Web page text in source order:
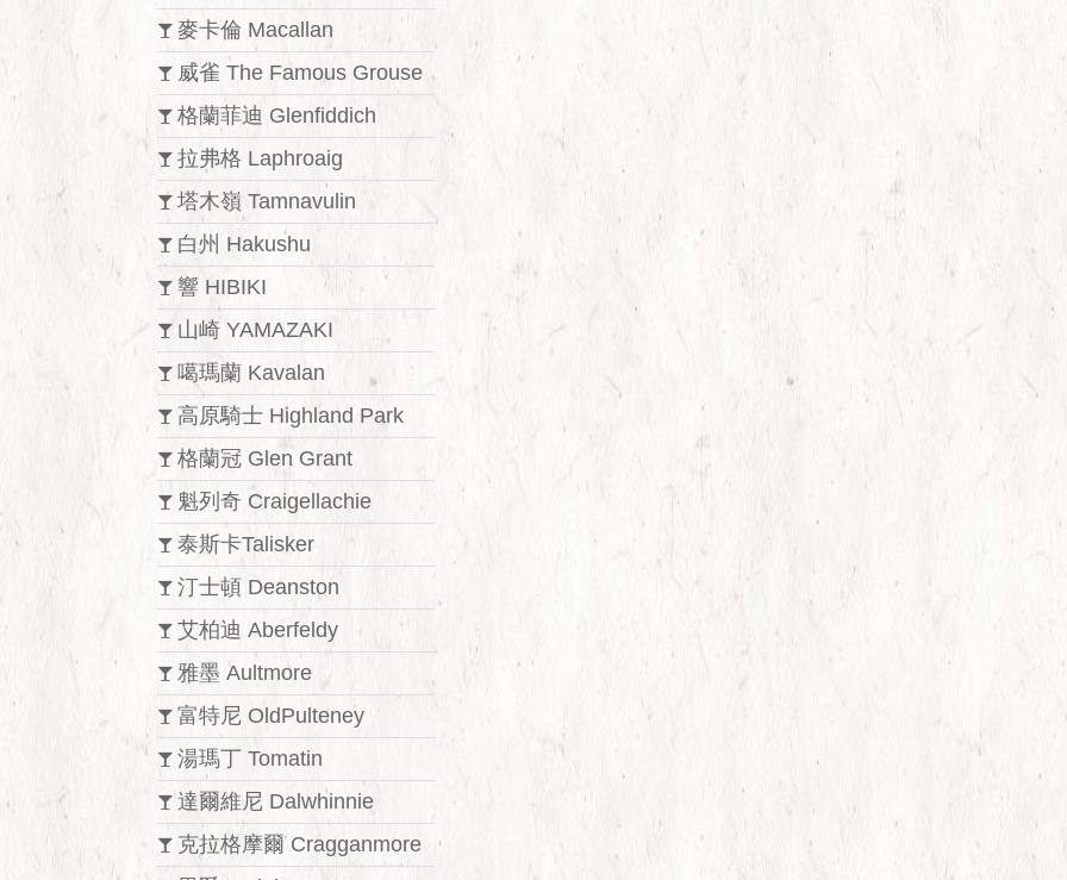
麥卡倫 Macallan
威雀 The Famous Grouse
格蘭菲迪 Glenfiddich
拉弗格 Laphroaig
塔木嶺 Tamnavulin
白州 Hakushu
響 HIBIKI
山崎 YAMAZAKI
噶瑪蘭 Kavalan
高原騎士 Highland Park
格蘭冠 Glen Grant
魁列奇 Craigellachie
泰斯卡Talisker
汀士頓 Deanston
艾柏迪 Aberfeldy
雅墨 Aultmore
富特尼 OldPulteney
湯瑪丁 Tomatin
達爾維尼 Dalwhinnie
克拉格摩爾 Cragganmore